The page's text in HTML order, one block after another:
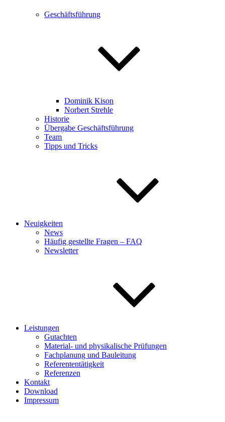
Geschäftsführung
Dominik Kison
Norbert Strehle
Historie
Übergabe Geschäftsführung
Team
Tipps und Tricks
Neuigkeiten
News
Häufig gestellte Fragen – FAQ
Newsletter
Leistungen
Gutachten
Material- und physikalische Prüfungen
Fachplanung und Bauleitung
Referententätigkeit
Referenzen
Kontakt
Download
Impressum